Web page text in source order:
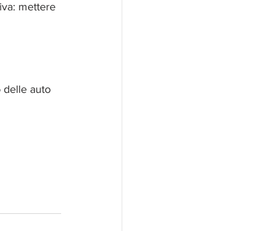
mettere
delle auto